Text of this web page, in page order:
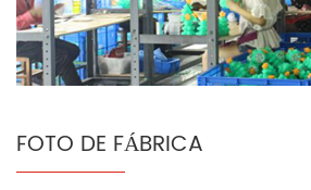
FOTO DE FÁBRICA